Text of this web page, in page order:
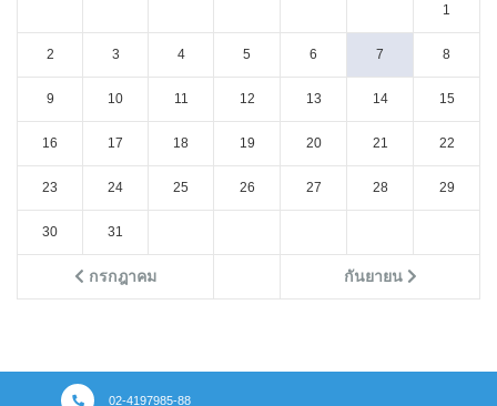
กรกฎาคม กันยายน
1
2 3 4 5 6 7 8
9 10 11 12 13 14 15
16 17 18 19 20 21 22
23 24 25 26 27 28 29
30 31
02-4197985-88